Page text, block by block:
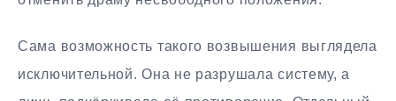
Сама возможность такого возвышения выглядела
исключительной. Она не разрушала систему, а